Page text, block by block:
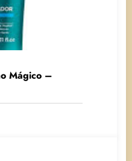
Mágico –